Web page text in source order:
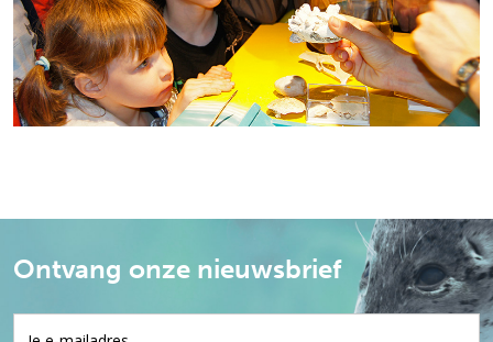
Ontvang onze nieuwsbrief